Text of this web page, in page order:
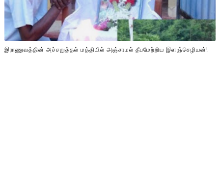
இராணுவத்தின் அச்சறுத்தல் மத்தியில் அஞ்சாமல் தீபமேற்றிய இளஞ்செழியன்!